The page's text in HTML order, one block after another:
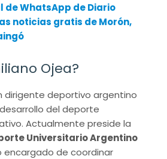
de WhatsApp de Diario
noticias gratis de Morón,
Ojea?
dirigente deportivo argentino
del deporte
Actualmente preside la
Universitario Argentino
encargado de coordinar